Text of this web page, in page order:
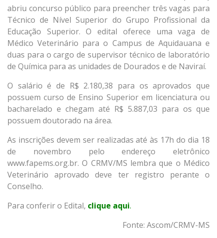
abriu concurso público para preencher três vagas para
Técnico de Nível Superior do Grupo Profissional da
Educação Superior. O edital oferece uma vaga de
Médico Veterinário para o Campus de Aquidauana e
duas para o cargo de supervisor técnico de laboratório
de Química para as unidades de Dourados e de Naviraí.
O salário é de R$ 2.180,38 para os aprovados que
possuem curso de Ensino Superior em licenciatura ou
bacharelado e chegam até R$ 5.887,03 para os que
possuem doutorado na área.
As inscrições devem ser realizadas até às 17h do dia 18
de novembro pelo endereço eletrônico
www.fapems.org.br. O CRMV/MS lembra que o Médico
Veterinário aprovado deve ter registro perante o
Conselho.
Para conferir o Edital, clique aqui.
Fonte: Ascom/CRMV-MS